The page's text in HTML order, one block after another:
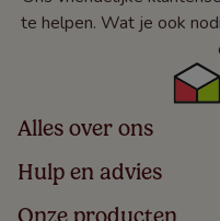
te helpen. Wat je ook
Alles over ons
Home
Over
Bestellen
Hulp en advies
Volg Je Bestelling
Onze producten